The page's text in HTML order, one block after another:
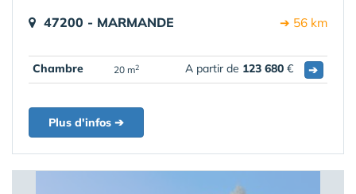
47200 - MARMANDE ➔ 56 km
Chambre 20 m2 A partir de 123 680 € ➔
Plus d'infos ➔